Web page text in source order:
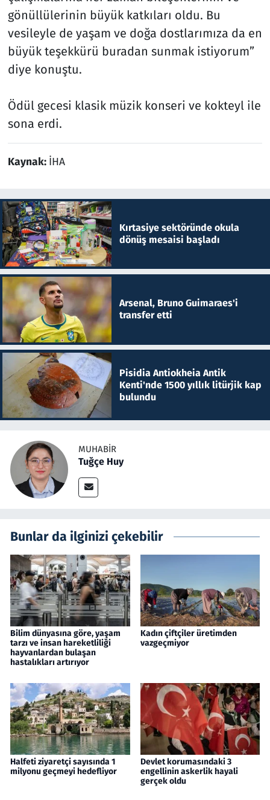
gönüllülerinin büyük katkıları oldu. Bu
vesileyle de yaşam ve doğa dostlarımıza da en
büyük teşekkürü buradan sunmak istiyorum”
diye konuştu.
Ödül gecesi klasik müzik konseri ve kokteyl ile
sona erdi.
Kaynak: İHA
Kırtasiye sektöründe okula
dönüş mesaisi başladı
Arsenal, Bruno Guimaraes'i
transfer etti
Pisidia Antiokheia Antik
Kenti'nde 1500 yıllık litürjik kap
bulundu
MUHABIR
Tuğçe Huy
Bunlar da ilginizi çekebilir
Bilim dünyasına göre, yaşam
tarzı ve insan hareketliliği
hayvanlardan bulaşan
hastalıkları artırıyor
Kadın çiftçiler üretimden
vazgeçmiyor
Halfeti ziyaretçi sayısında 1
milyonu geçmeyi hedefliyor
Devlet korumasındaki 3
engellinin askerlik hayali
gerçek oldu